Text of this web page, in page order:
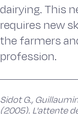
dairying. This
requires new
the farmers
profession.
Sidot G.,
(2005). L'attente